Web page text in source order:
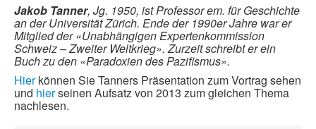
Jakob Tanner, Jg. 1950, ist Professor em. für Geschichte
an der Universität Zürich. Ende der 1990er Jahre war er
Mitglied der «Unabhängigen Expertenkommission
Schweiz – Zweiter Weltkrieg». Zurzeit schreibt er ein
Buch zu den «Paradoxien des Pazifismus».
Hierkönnen Sie Tanners Präsentation zum Vortrag sehen
und hierseinen Aufsatz von 2013 zum gleichen Thema
nachlesen.